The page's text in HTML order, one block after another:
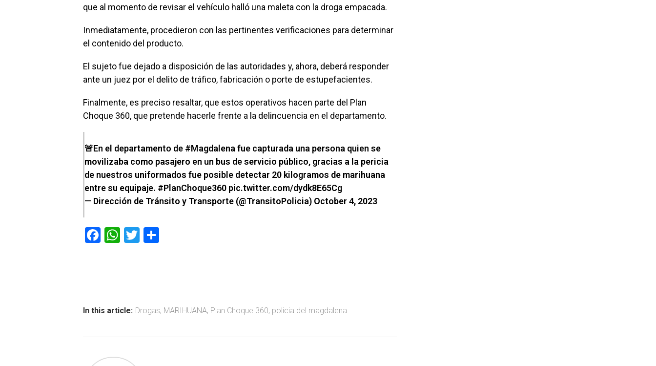
que al momento de revisar el vehículo halló una maleta con la droga empacada.
Inmediatamente, procedieron con las pertinentes verificaciones para determinar
el contenido del producto.
El sujeto fue dejado a disposición de las autoridades y, ahora, deberá responder
ante un juez por el delito de tráfico, fabricación o porte de estupefacientes.
Finalmente, es preciso resaltar, que estos operativos hacen parte del Plan
Choque 360, que pretende hacerle frente a la delincuencia en el departamento.
🚨En el departamento de #Magdalenafue capturada una persona quien se
movilizaba como pasajero en un bus de servicio público, gracias a la pericia
de nuestros uniformados fue posible detectar 20 kilogramos de marihuana
entre su equipaje. #PlanChoque360 pic.twitter.com/dydk8E65Cg
— Dirección de Tránsito y Transporte (@TransitoPolicia) October 4, 2023
F
ok
W
p
T
tir
In this article: Drogas, MARIHUANA, Plan Choque 360, policia del magdalena